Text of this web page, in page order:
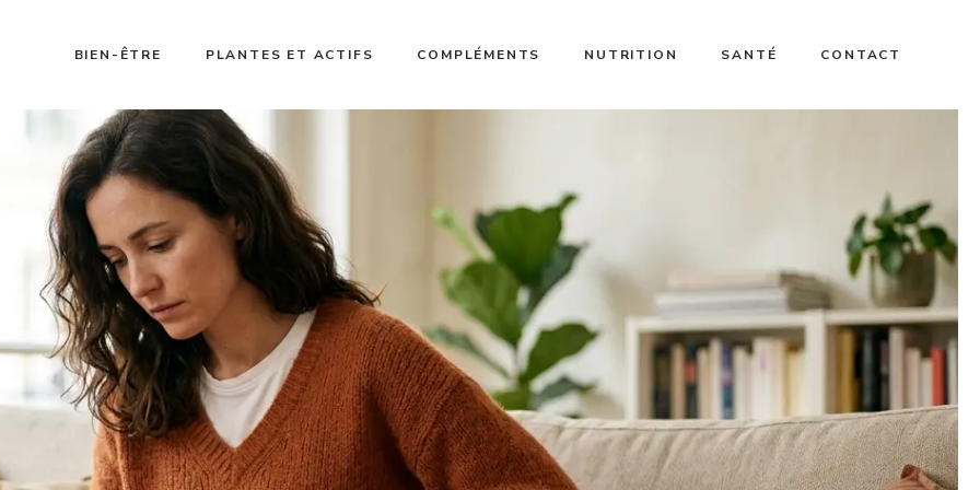
BIEN-ÊTRE PLANTES ET ACTIFS COMPLÉMENTS NUTRITION SANTÉ CONTACT